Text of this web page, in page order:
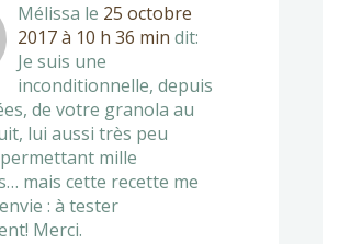
Mélissa le 25 octobre
2017 à 10 h 36 min dit:
Je suis une
inconditionnelle, depuis
de votre granola au
lui aussi très peu
mille
mais cette recette me
: à tester
Merci.